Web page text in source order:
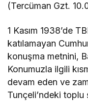
(Tercüman Gzt.
1 Kasım 1938’de
katılamayan
konuşma metnini,
Konumuzla ilgili
devam eden ve
Tunçeli’ndeki